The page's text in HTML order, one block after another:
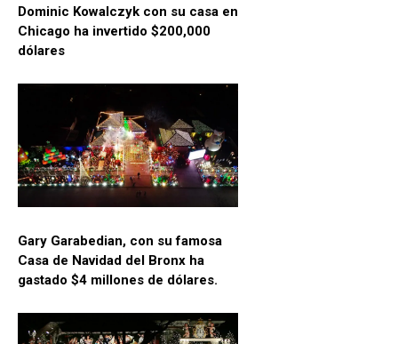
Dominic Kowalczyk con su casa en
Chicago ha invertido $200,000
dólares
Gary Garabedian, con su famosa
Casa de Navidad del Bronx ha
gastado $4 millones de dólares.